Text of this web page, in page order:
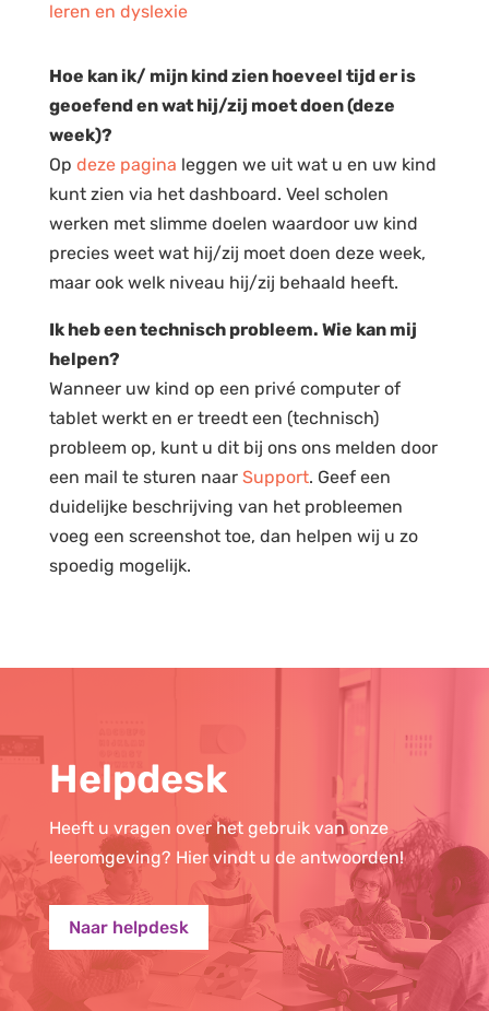
leren en dyslexie
Hoe kan ik/ mijn kind zien hoeveel tijd er is
geoefend en wat hij/zij moet doen (deze
week)?
Op deze pagina leggen we uit wat u en uw kind
kunt zien via het dashboard. Veel scholen
werken met slimme doelen waardoor uw kind
precies weet wat hij/zij moet doen deze week,
maar ook welk niveau hij/zij behaald heeft.
Ik heb een technisch probleem. Wie kan mij
helpen?
Wanneer uw kind op een privé computer of
tablet werkt en er treedt een (technisch)
probleem op, kunt u dit bij ons ons melden door
een mail te sturen naar Support. Geef een
duidelijke beschrijving van het probleemen
voeg een screenshot toe, dan helpen wij u zo
spoedig mogelijk.
Helpdesk
Heeft u vragen over het gebruik van onze
leeromgeving? Hier vindt u de antwoorden!
Naar helpdesk